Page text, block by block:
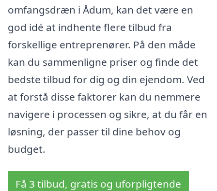
omfangsdræn i Ådum, kan det være en
god idé at indhente flere tilbud fra
forskellige entreprenører. På den måde
kan du sammenligne priser og finde det
bedste tilbud for dig og din ejendom. Ved
at forstå disse faktorer kan du nemmere
navigere i processen og sikre, at du får en
løsning, der passer til dine behov og
budget.
Få 3 tilbud, gratis og uforpligtende